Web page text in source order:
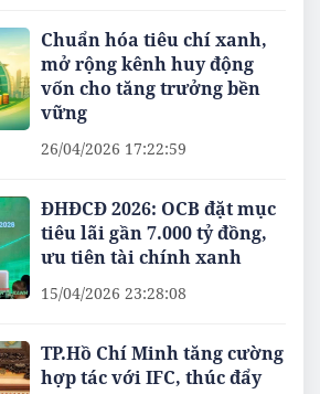
Chuẩn hóa tiêu chí xanh,
mở rộng kênh huy động
vốn cho tăng trưởng bền
vững
26/04/2026 17:22:59
ĐHĐCĐ 2026: OCB đặt mục
tiêu lãi gần 7.000 tỷ đồng,
ưu tiên tài chính xanh
15/04/2026 23:28:08
TP.Hồ Chí Minh tăng cường
hợp tác với IFC, thúc đẩy